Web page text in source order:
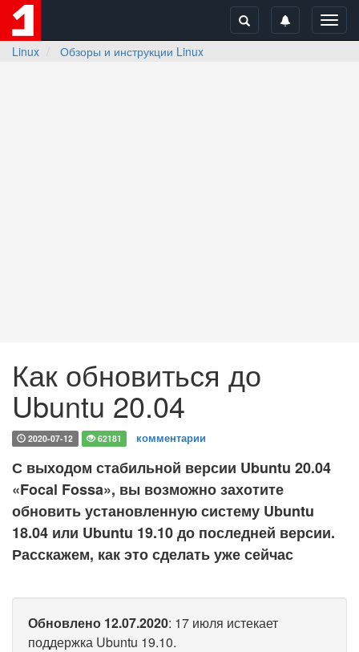
Linux
Обзоры и инструкции Linux
Как обновиться до
Ubuntu 20.04
2020-07-12 62181 комментарии
С выходом стабильной версии Ubuntu 20.04
«Focal Fossa», вы возможно захотите
обновить установленную систему Ubuntu
18.04 или Ubuntu 19.10 до последней версии.
Расскажем, как это сделать уже сейчас
Обновлено 12.07.2020: 17 июля истекает
поддержка Ubuntu 19.10.